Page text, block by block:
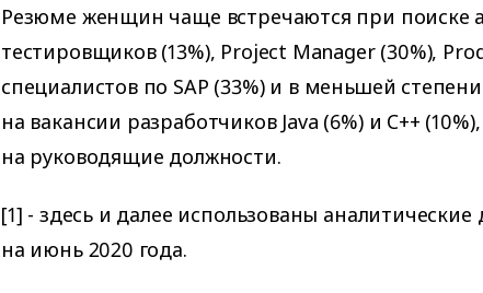
Резюме женщин чаще встречаются при поиске
тестировщиков (13%), Project Manager (30%),
специалистов по SAP (33%) и в меньшей
на вакансии разработчиков Java (6%) и C++
на руководящие должности.
[1] - здесь и далее использованы
на июнь 2020 года.